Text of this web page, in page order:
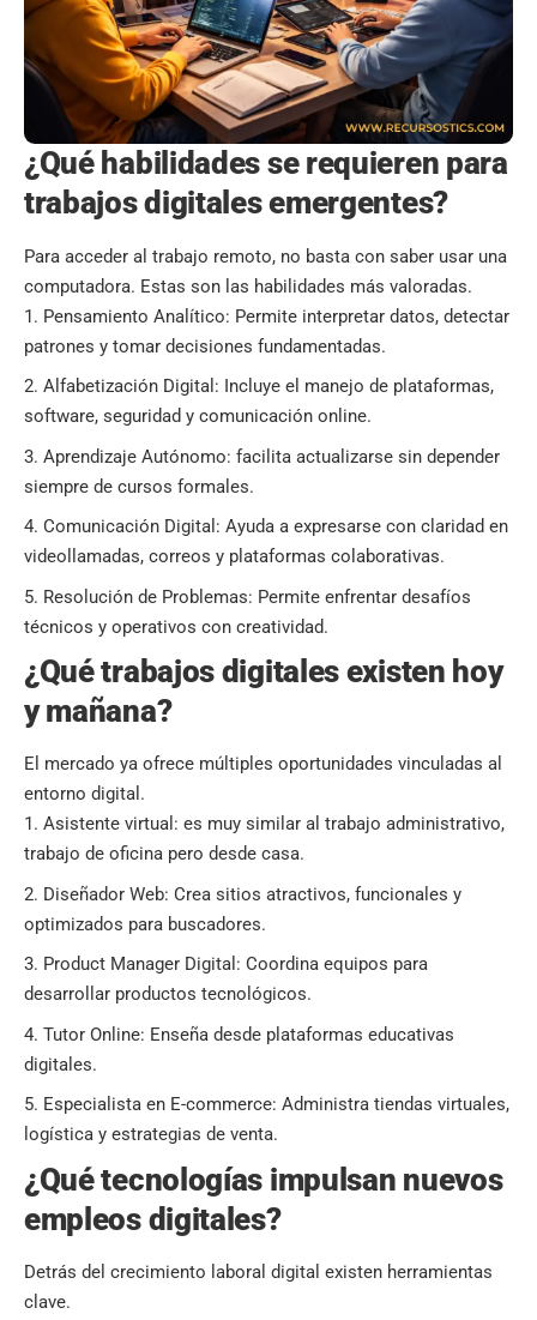
¿Qué habilidades se requieren para
trabajos digitales emergentes?
Para acceder al trabajo remoto, no basta con saber usar una
computadora. Estas son las habilidades más valoradas.
Pensamiento Analítico: Permite interpretar datos, detectar
patrones y tomar decisiones fundamentadas.
Alfabetización Digital: Incluye el manejo de plataformas,
software, seguridad y comunicación online.
Aprendizaje Autónomo: facilita actualizarse sin depender
siempre de cursos formales.
Comunicación Digital: Ayuda a expresarse con claridad en
videollamadas, correos y plataformas colaborativas.
Resolución de Problemas: Permite enfrentar desafíos
técnicos y operativos con creatividad.
¿Qué trabajos digitales existen hoy
y mañana?
El mercado ya ofrece múltiples oportunidades vinculadas al
entorno digital.
Asistente virtual: es muy similar al trabajo administrativo,
trabajo de oficina pero desde casa.
Diseñador Web: Crea sitios atractivos, funcionales y
optimizados para buscadores.
Product Manager Digital: Coordina equipos para
desarrollar productos tecnológicos.
Tutor Online: Enseña desde plataformas educativas
digitales.
Especialista en E-commerce: Administra tiendas virtuales,
logística y estrategias de venta.
¿Qué tecnologías impulsan nuevos
empleos digitales?
Detrás del crecimiento laboral digital existen herramientas
clave.